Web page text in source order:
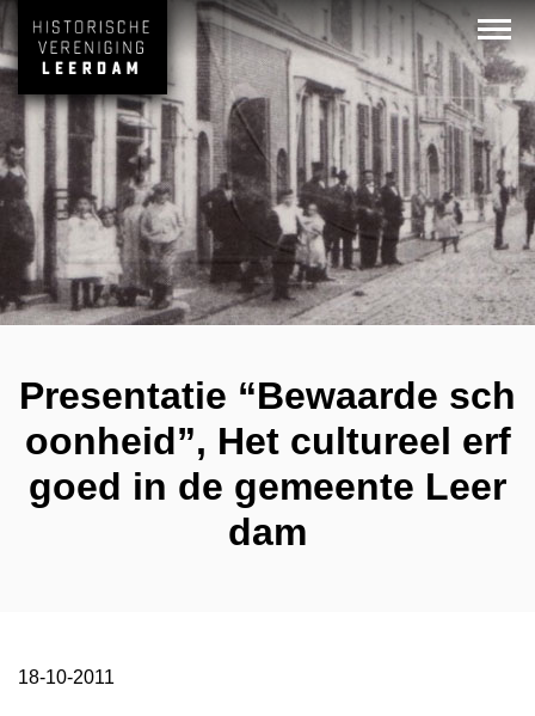
Presentatie “Bewaarde sch
oonheid”, Het cultureel erf
goed in de gemeente Leer
dam
18-10-2011